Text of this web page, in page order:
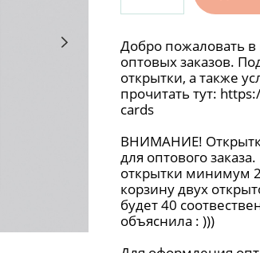
Добро пожаловать
оптовых заказов.
открытки, а также
прочитать тут:
cards
ВНИМАНИЕ!
для оптового
открытки минимум
корзину двух
будет 40
объяснила : )))